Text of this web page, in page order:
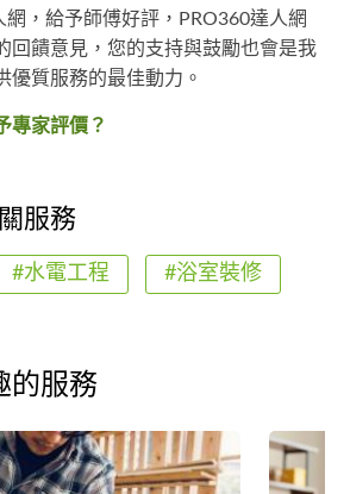
，給予師傅好評，PRO360達人網
回饋意見，您的支持與鼓勵也會是我
優質服務的最佳動力。
專家評價？
服務
#水電工程 #浴室裝修
的服務